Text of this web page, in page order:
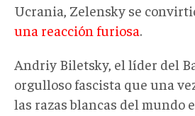
Ucrania, Zelensky se
una reacción furiosa.
Andriy Biletsky, el líder del
orgulloso fascista que una
las razas blancas del mundo